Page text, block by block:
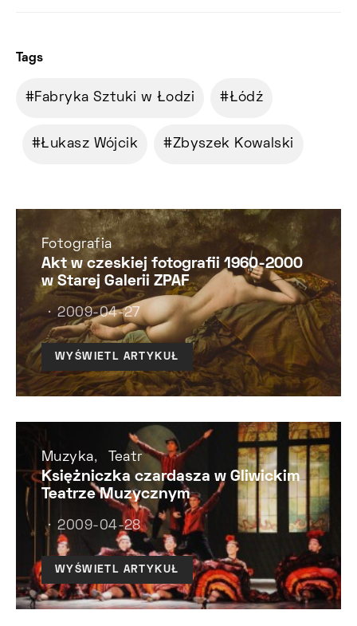
Tags
Fabryka Sztuki w Łodzi Łódź
Łukasz Wójcik Zbyszek Kowalski
Fotografia
Akt w czeskiej fotografii 1960-2000
w Starej Galerii ZPAF
2009-04-27
WYŚWIETL ARTYKUŁ
Muzyka Teatr
Księżniczka czardasza w Gliwickim
Teatrze Muzycznym
2009-04-28
WYŚWIETL ARTYKUŁ